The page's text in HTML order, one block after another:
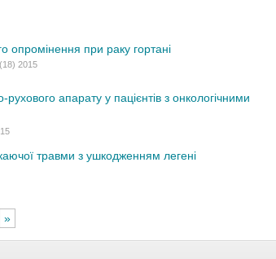
опромінення при раку гортані
2015
апарату у пацієнтів з онкологічними
травми з ушкодженням легені
»